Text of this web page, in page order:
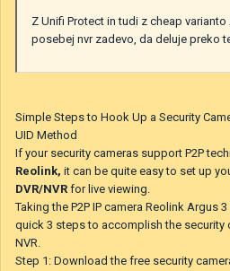
Z Unifi Protect in tudi z cheap
posebej nvr zadevo, da deluje preko
Simple Steps to Hook Up a Security
UID Method
If your security cameras support P2P
Reolink, it can be quite easy to set up
DVR/NVR for live viewing.
Taking the P2P IP camera Reolink Argus
quick 3 steps to accomplish the security
NVR.
Step 1: Download the free security